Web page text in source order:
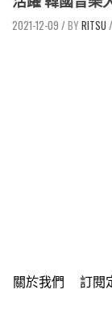
2021-12-09 / RITSU /
關於我們 訂閱